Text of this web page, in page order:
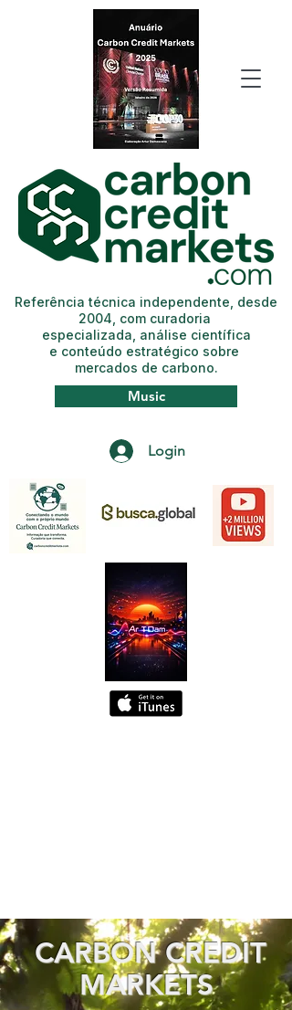
Login
Music
Referência técnica independente, desde
2004, com curadoria
especializada, análise científica
e conteúdo estratégico sobre
mercados de carbono.
CARBON CREDIT
MARKETS